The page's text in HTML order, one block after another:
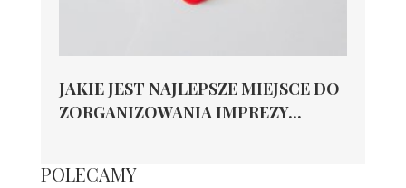
JAKIE JEST NAJLEPSZE MIEJSCE DO
ZORGANIZOWANIA IMPREZY...
POLECAMY